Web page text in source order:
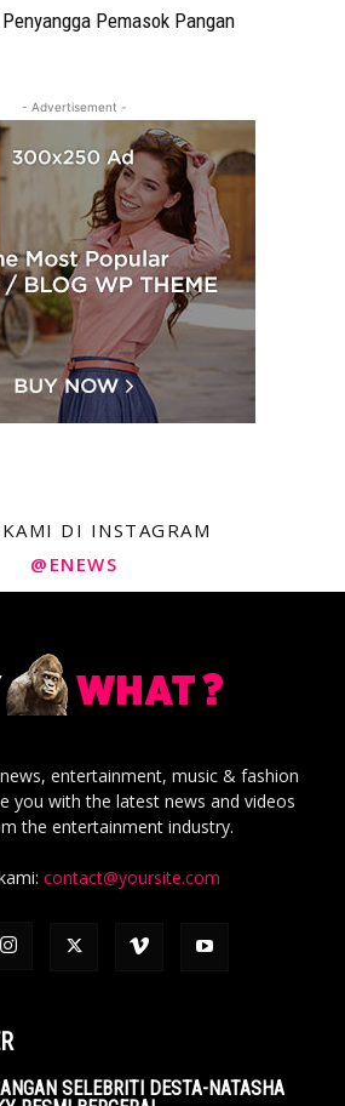
Pemasok Pangan
- Advertisement -
DI INSTAGRAM
@ENEWS
entertainment, music & fashion
you with the latest news and videos
the entertainment industry.
contact@yoursite.com
SELEBRITI DESTA-NATASHA